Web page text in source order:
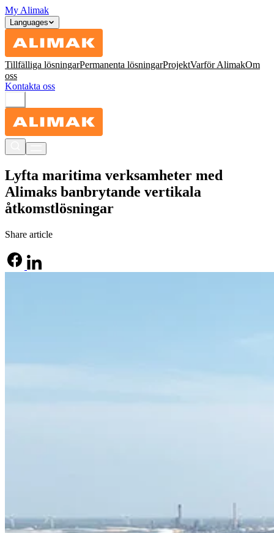
My Alimak
Languages
Tillfälliga lösningarPermanenta lösningarProjektVarför AlimakOm
oss
Kontakta oss
Lyfta maritima verksamheter med
Alimaks banbrytande vertikala
åtkomstlösningar
Share article